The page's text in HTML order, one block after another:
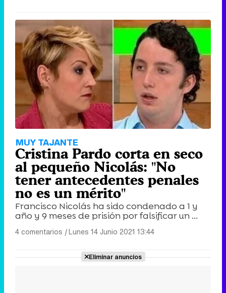
MUY TAJANTE
Cristina Pardo corta en seco
al pequeño Nicolás: "No
tener antecedentes penales
no es un mérito"
Francisco Nicolás ha sido condenado a 1 y
año y 9 meses de prisión por falsificar un ...
4 comentarios |Lunes 14 Junio 2021 13:44
Eliminar anuncios